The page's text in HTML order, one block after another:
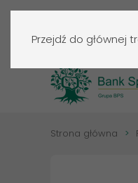
Przejdź do głównej
Klienci
Strona główna